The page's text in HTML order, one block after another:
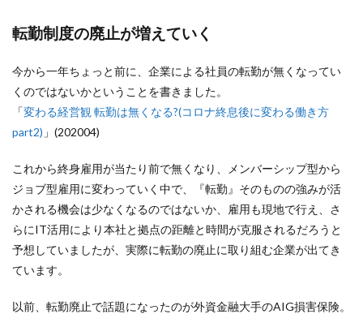
転勤制度の廃止が増えていく
今から一年ちょっと前に、企業による社員の転勤が無くなってい
くのではないかということを書きました。
「変わる経営観 転勤は無くなる?(コロナ終息後に変わる働き方
part2) 」(202004)
これから終身雇用が当たり前で無くなり、メンバーシップ型から
ジョブ型雇用に変わっていく中で、『転勤』そのものの強みが活
かされる機会は少なくなるのではないか、雇用も現地で行え、さ
らにIT活用により本社と拠点の距離と時間が克服されるだろうと
予想していましたが、実際に転勤の廃止に取り組む企業が出てき
ています。
以前、転勤廃止で話題になったのが外資金融大手のAIG損害保険。